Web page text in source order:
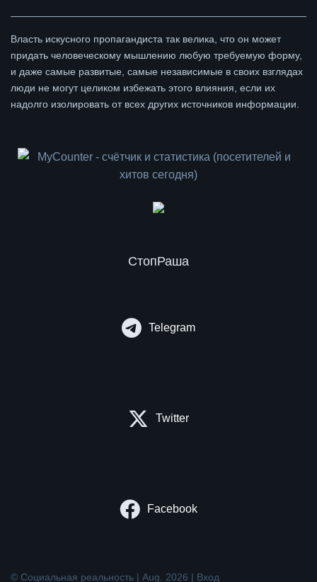
Власть искусного пропагандиста так велика, что он может
придать человеческому мышлению любую требуемую форму,
и даже самые развитые, самые независимые в своих взглядах
люди не могут целиком избежать этого влияния, если их
надолго изолировать от всех других источников информации.
СтопРаша
Telegram
Twitter
Facebook
© Социальная реальность | Aug. 2026 | Вход